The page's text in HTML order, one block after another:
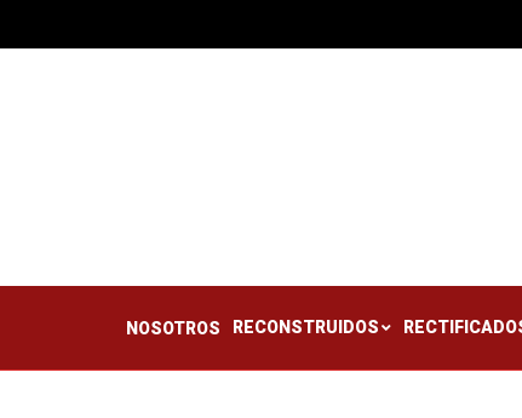
NOSOTROS RECONSTRUIDOS
NOSOTROS RECONSTRUIDOS